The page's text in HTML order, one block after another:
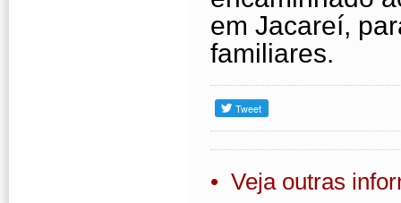
em Jacareí,
familiares.
• Veja outras